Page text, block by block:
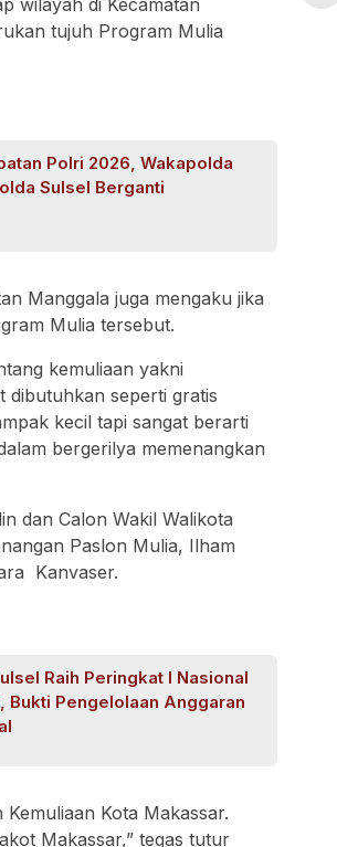
wilayah di Kecamatan
tujuh Program Mulia
Polri 2026, Wakapolda
Sulsel Berganti
Manggala juga mengaku jika
Mulia tersebut.
kemuliaan yakni
dibutuhkan seperti gratis
kecil tapi sangat berarti
bergerilya memenangkan
dan Calon Wakil Walikota
Paslon Mulia, Ilham
Kanvaser.
Raih Peringkat I Nasional
Bukti Pengelolaan Anggaran
Kota Makassar.
Makassar,” tegas tutur